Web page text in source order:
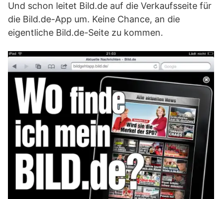
Und schon leitet Bild.de auf die Verkaufsseite für
die Bild.de-App um. Keine Chance, an die
eigentliche Bild.de-Seite zu kommen.